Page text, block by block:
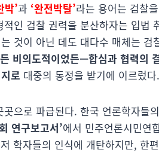
박’과 ‘완전박탈’라는 용어는 검찰
인 검찰 권력을 분산하자는 입법
것이 아닌 데도 대다수 매체는 검
비의도적이었든—합심과 협력의
로 대중의 동정을 받기에 이르렀다.
으로 파급된다. 한국 언론학자들
연구보고서’에서 민주언론시민연
학자들의 인식에 개탄하지만, 한